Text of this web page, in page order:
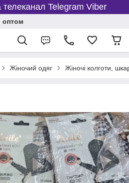
телеканал Telegram Viber
оптом
Жіночий одяг Жіночі колготи,